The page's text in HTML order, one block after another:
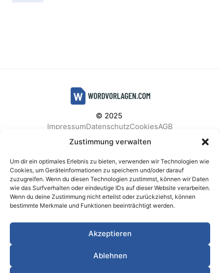
Zustimmung verwalten
Um dir ein optimales Erlebnis zu bieten, verwenden wir Technologien wie
Cookies, um Geräteinformationen zu speichern und/oder darauf
zuzugreifen. Wenn du diesen Technologien zustimmst, können wir Daten
wie das Surfverhalten oder eindeutige IDs auf dieser Website verarbeiten.
Wenn du deine Zustimmung nicht erteilst oder zurückziehst, können
bestimmte Merkmale und Funktionen beeinträchtigt werden.
Akzeptieren
Ablehnen
© 2025
ImpressumDatenschutzCookiesAGB
Facebook
Instagram
BELIEBTE KATEGORIEN
Berichte & Analysen Business
Einkauf & Beschaffung
Gesundheit & Vorsorge